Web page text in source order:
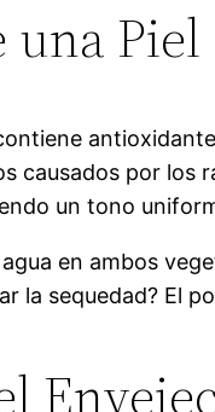
causados por los
un tono
en ambos
la sequedad? El